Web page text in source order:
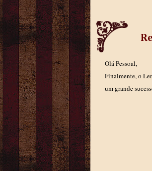
Olá Pessoal,
Finalmente, o
um grande